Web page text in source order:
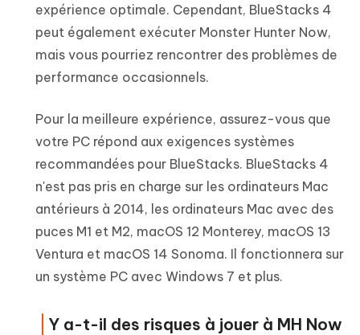
expérience optimale. Cependant, BlueStacks 4
peut également exécuter Monster Hunter Now,
mais vous pourriez rencontrer des problèmes de
performance occasionnels.
Pour la meilleure expérience, assurez-vous que
votre PC répond aux exigences systèmes
recommandées pour BlueStacks. BlueStacks 4
n'est pas pris en charge sur les ordinateurs Mac
antérieurs à 2014, les ordinateurs Mac avec des
puces M1 et M2, macOS 12 Monterey, macOS 13
Ventura et macOS 14 Sonoma. Il fonctionnera sur
un système PC avec Windows 7 et plus.
Y a-t-il des risques à jouer à MH Now